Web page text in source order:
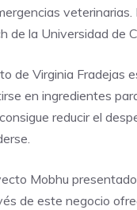
de la Universidad de
de Virginia
en ingredientes
reducir el
Mobhu
de este negocio